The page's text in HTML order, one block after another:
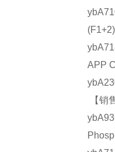
APP
【销